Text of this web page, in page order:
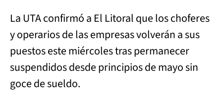
La UTA confirmó a El Litoral que los choferes
y operarios de las empresas volverán a sus
puestos este miércoles tras permanecer
suspendidos desde principios de mayo sin
goce de sueldo.